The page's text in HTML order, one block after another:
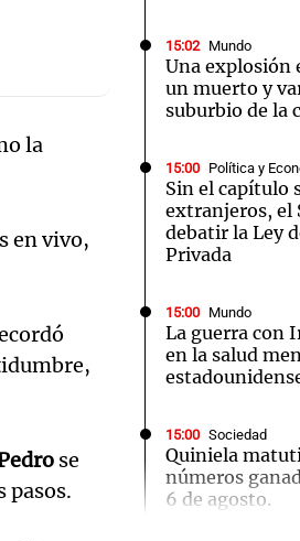
la
en vivo,
se
pasos.
15:02 Mundo
Una explosión
un muerto y
suburbio de la
15:00 Política y
Sin el capítulo
extranjeros, el
debatir la Ley
Privada
15:00 Mundo
La guerra con
en la salud
15:00 Sociedad
Quiniela
números
6 de agosto.
Audio.
Notas
Cadena 3